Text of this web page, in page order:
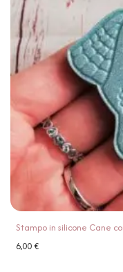
Stampo in silicone Cane
6,00€